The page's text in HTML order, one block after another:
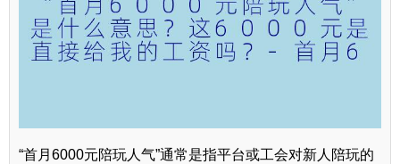
“首月6000元陪玩人气”通常是指平台或工会对新人陪玩的